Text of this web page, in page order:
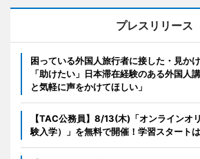
プレスリリース
困っている外国人旅行者に接した・見か
「助けたい」日本滞在経験のある外国人
と気軽に声をかけてほしい」
【TAC公務員】8/13(木)「オンラインオ
験入学）」を無料で開催！学習スタート